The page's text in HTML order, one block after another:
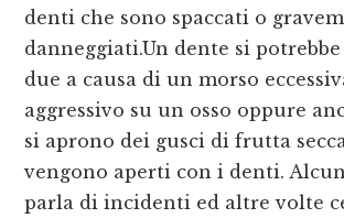
denti che sono spaccati o
danneggiati.Un dente si
due a causa di un morso
aggressivo su un osso oppure
si aprono dei gusci di frutta
vengono aperti con i denti.
parla di incidenti ed altre volte